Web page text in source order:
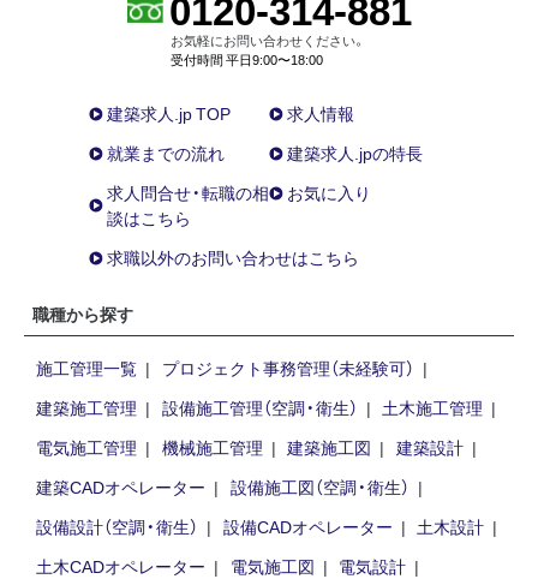
0120-314-881
お気軽にお問い合わせください。
受付時間 平日9:00〜18:00
建築求人.jp TOP
求人情報
就業までの流れ
建築求人.jpの特長
求人問合せ・転職の相
談はこちら
お気に入り
求職以外のお問い合わせはこちら
職種から探す
施工管理一覧
プロジェクト事務管理（未経験可）
建築施工管理
設備施工管理（空調・衛生）
土木施工管理
電気施工管理
機械施工管理 建築施工図
建築設計
建築CADオペレーター
設備施工図（空調・衛生）
設備設計（空調・衛生）
設備CADオペレーター
土木設計
土木CADオペレーター
電気施工図
電気設計